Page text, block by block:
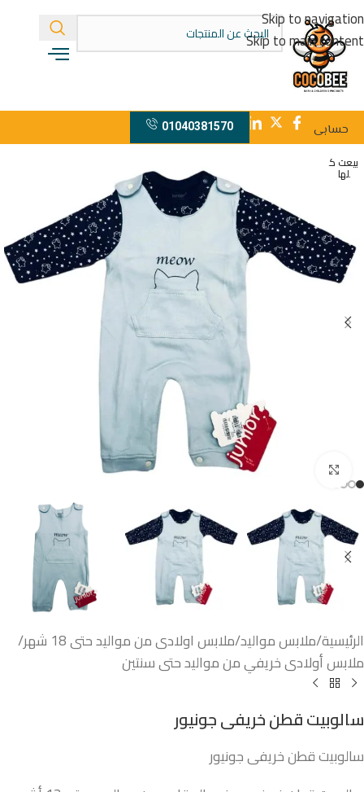
Skip to navigation
Skip to main content
حسابى 01040381570
بيعت ك
لها
اضغط للتكبير
الرئيسية/ملابس مواليد/ملابس اولادى من مواليد حتى 18 شهر
/
ملابس أولادى خريفي من مواليد حتى سنتين
سالوبيت قطن خريفى جونيور
سالوبيت قطن خريفى جونيور